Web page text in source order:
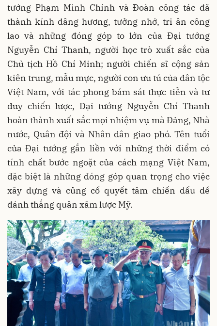
tướng Phạm Minh Chính và Đoàn công tác đã
thành kính dâng hương, tưởng nhớ, tri ân công
lao và những đóng góp to lớn của Đại tướng
Nguyễn Chí Thanh, người học trò xuất sắc của
Chủ tịch Hồ Chí Minh; người chiến sĩ cộng sản
kiên trung, mẫu mực, người con ưu tú của dân tộc
Việt Nam, với tác phong bám sát thực tiễn và tư
duy chiến lược, Đại tướng Nguyễn Chí Thanh
hoàn thành xuất sắc mọi nhiệm vụ mà Đảng, Nhà
nước, Quân đội và Nhân dân giao phó. Tên tuổi
của Đại tướng gắn liền với những thời điểm có
tính chất bước ngoặt của cách mạng Việt Nam,
đặc biệt là những đóng góp quan trọng cho việc
xây dựng và củng cố quyết tâm chiến đấu để
đánh thắng quân xâm lược Mỹ.